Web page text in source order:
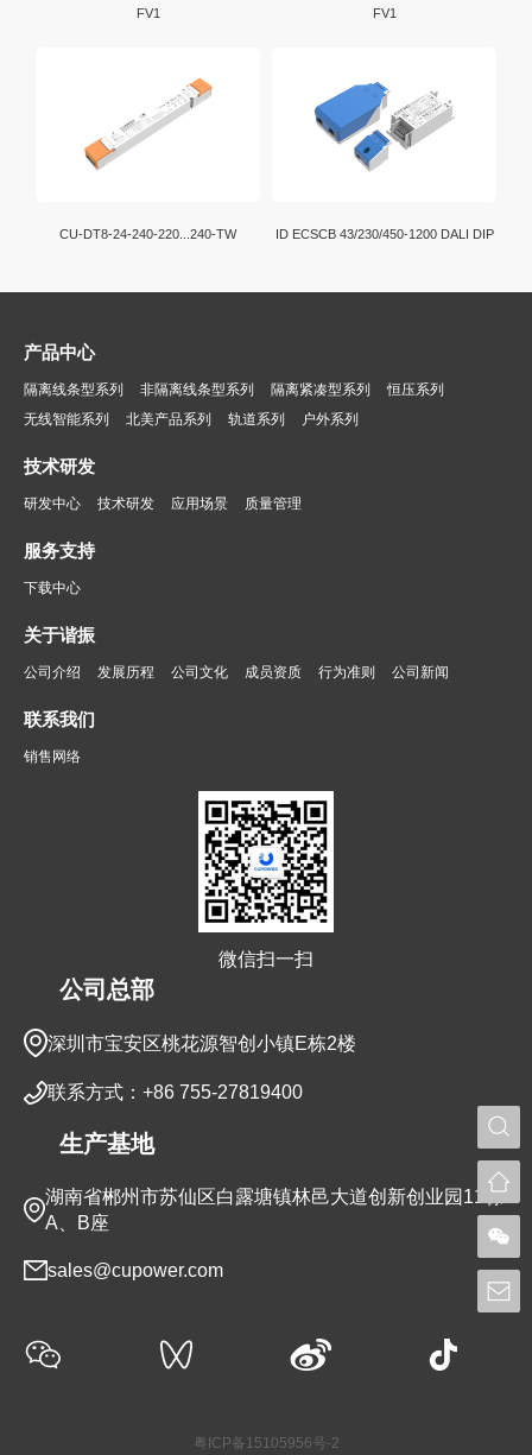
FV1 FV1
CU-DT8-24-240-220...240-TW ID ECSCB 43/230/450-1200 DALI DIP
产品中心
隔离线条型系列 非隔离线条型系列 隔离紧凑型系列
恒压系列
无线智能系列
北美产品系列 轨道系列 户外系列
技术研发
研发中心 技术研发 应用场景 质量管理
服务支持
下载中心
关于谐振
公司介绍 发展历程 公司文化 成员资质 行为准则 公司新闻
联系我们
销售网络
微信扫一扫
公司总部
深圳市宝安区桃花源智创小镇E栋2楼
联系方式：+86 755-27819400
生产基地
湖南省郴州市苏仙区白露塘镇林邑大道创新创业园11栋
A、B座
sales@cupower.com
粤ICP备15105956号-2